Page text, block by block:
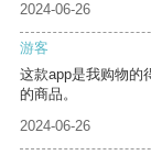
2024-06-26
游客
这款app是我购物的
的商品。
2024-06-26